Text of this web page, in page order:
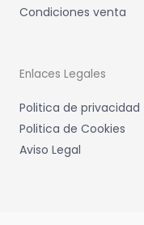
Condiciones venta
Enlaces Legales
Politica de privacidad
Politica de Cookies
Aviso Legal